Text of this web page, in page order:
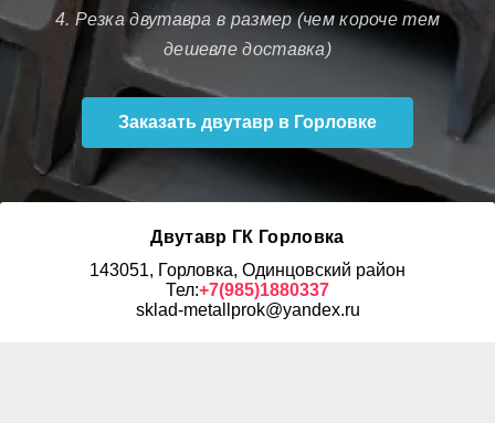
4. Резка двутавра в размер (чем короче тем
дешевле доставка)
Заказать двутавр в Горловке
Двутавр ГК Горловка
143051, Горловка, Одинцовский район
Тел:+7(985)1880337
sklad-metallprok@yandex.ru